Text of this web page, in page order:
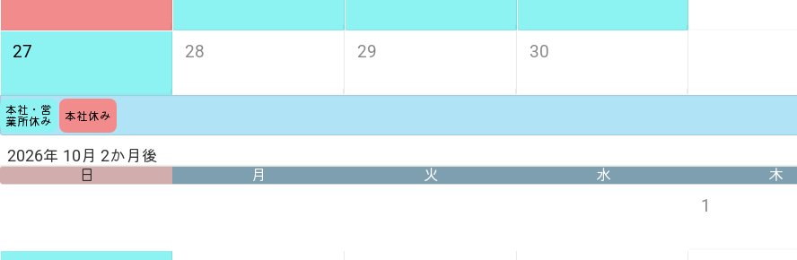
1
2026年 10月 2か月後
日 月 火 水 木
27 28 29 30
本社・営
業所休み
本社休み